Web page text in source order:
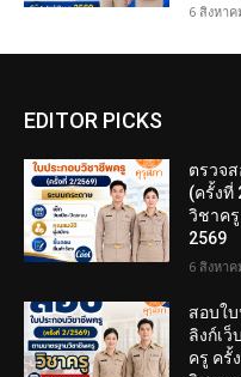
6 สิงหาค
EDITOR PICKS
ตรวจ
(ครั้งที่
วิชาค
2569
6 สิงหาค
สอบใ
ลิงก์เ
ครู ครั้